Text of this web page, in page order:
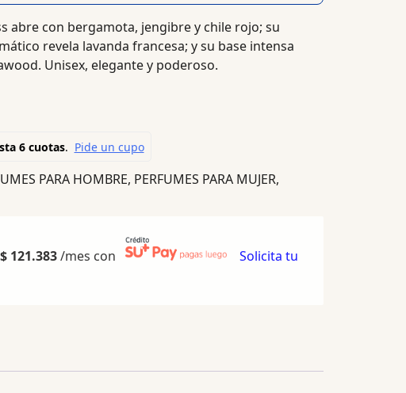
abre con bergamota, jengibre y chile rojo; su
revela lavanda francesa; y su base intensa
Unisex, elegante y poderoso.
PARA HOMBRE, PERFUMES PARA MUJER,
$121.383/mes con
Solicita tu